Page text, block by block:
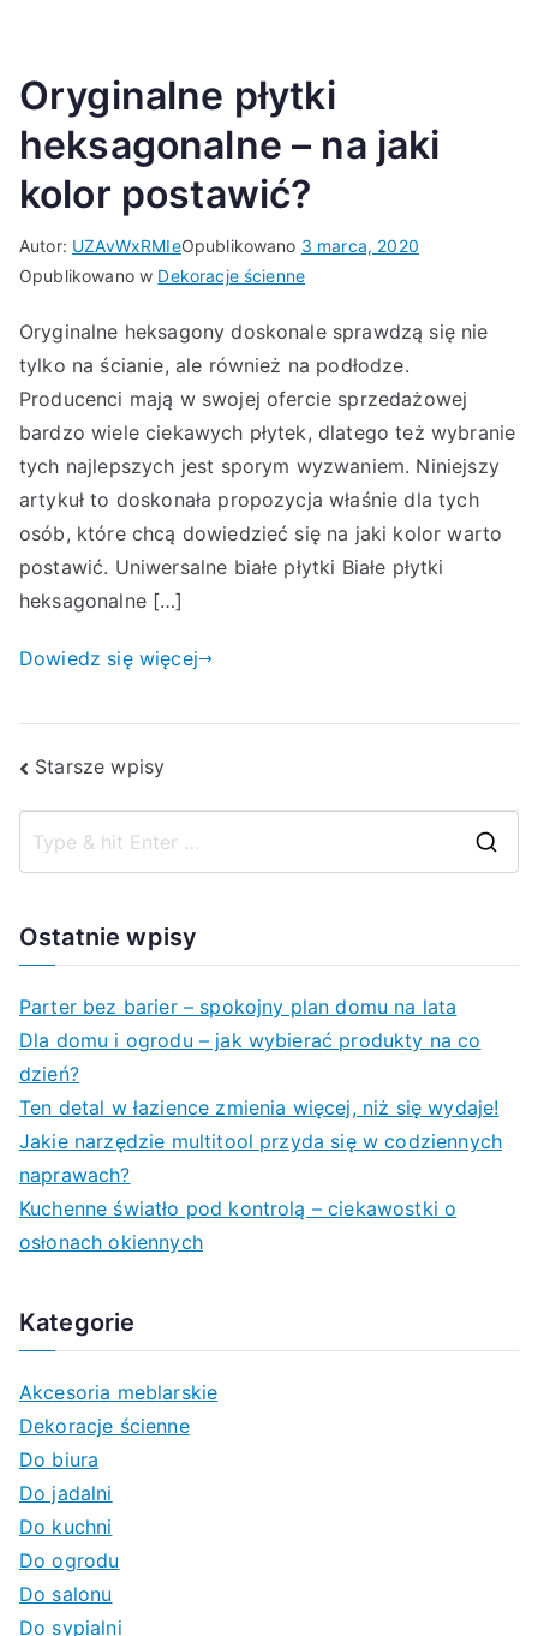
Oryginalne płytki
heksagonalne – na jaki
kolor postawić?
Autor: UZAvWxRMIeOpublikowano 3 marca, 2020
Opublikowano w Dekoracje ścienne
Oryginalne heksagony doskonale sprawdzą się nie
tylko na ścianie, ale również na podłodze.
Producenci mają w swojej ofercie sprzedażowej
bardzo wiele ciekawych płytek, dlatego też wybranie
tych najlepszych jest sporym wyzwaniem. Niniejszy
artykuł to doskonała propozycja właśnie dla tych
osób, które chcą dowiedzieć się na jaki kolor warto
postawić. Uniwersalne białe płytki Białe płytki
heksagonalne […]
Dowiedz się więcej
Nawigacja
po
wpisach
Starsze wpisy
Ostatnie wpisy
Parter bez barier – spokojny plan domu na lata
Dla domu i ogrodu – jak wybierać produkty na co
dzień?
Ten detal w łazience zmienia więcej, niż się wydaje!
Jakie narzędzie multitool przyda się w codziennych
naprawach?
Kuchenne światło pod kontrolą – ciekawostki o
osłonach okiennych
Kategorie
Akcesoria meblarskie
Dekoracje ścienne
Do biura
Do jadalni
Do kuchni
Do ogrodu
Do salonu
Do sypialni